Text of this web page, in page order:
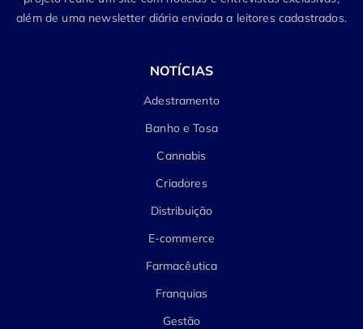
além de uma newsletter diária enviada a leitores cadastrados.
NOTÍCIAS
Adestramento
Banho e Tosa
Cannabis
Criadores
Distribuição
E-commerce
Farmacêutica
Franquias
Gestão